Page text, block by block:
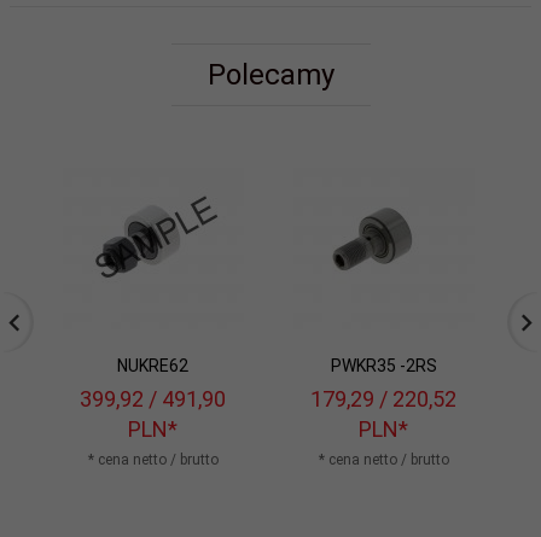
Polecamy
NUKRE62
399,92 / 491,90
PLN*
* cena netto / brutto
PWKR35 -2RS
179,29 / 220,52
PLN*
* cena netto / brutto